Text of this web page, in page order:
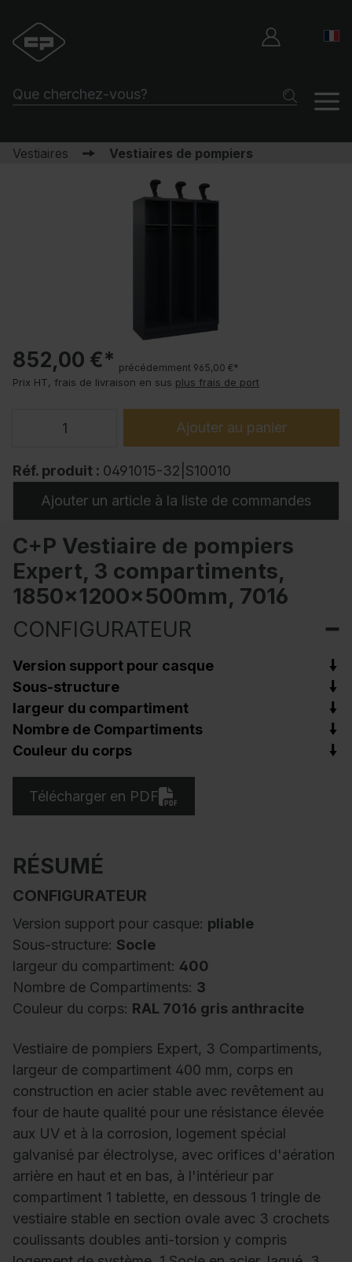
Vestiaires Vestiaires de pompiers
852,00 €* précédemment 965,00 €*
Prix HT, frais de livraison en sus plus frais de port
Ajouter au panier
Réf. produit : 0491015-32|S10010
Ajouter un article à la liste de commandes
C+P Vestiaire de pompiers
Expert, 3 compartiments,
1850x1200x500mm, 7016
CONFIGURATEUR
Version support pour casque
Sous-structure
largeur du compartiment
Nombre de Compartiments
Couleur du corps
Télécharger en PDF
RÉSUMÉ
CONFIGURATEUR
Version support pour casque: pliable
Sous-structure: Socle
largeur du compartiment: 400
Nombre de Compartiments: 3
Couleur du corps: RAL 7016 gris anthracite
Vestiaire de pompiers Expert, 3 Compartiments,
largeur de compartiment 400 mm, corps en
construction en acier stable avec revêtement au
four de haute qualité pour une résistance élevée
aux UV et à la corrosion, logement spécial
galvanisé par électrolyse, avec orifices d'aération
arrière en haut et en bas, à l'intérieur par
compartiment 1 tablette, en dessous 1 tringle de
vestiaire stable en section ovale avec 3 crochets
coulissants doubles anti-torsion y compris